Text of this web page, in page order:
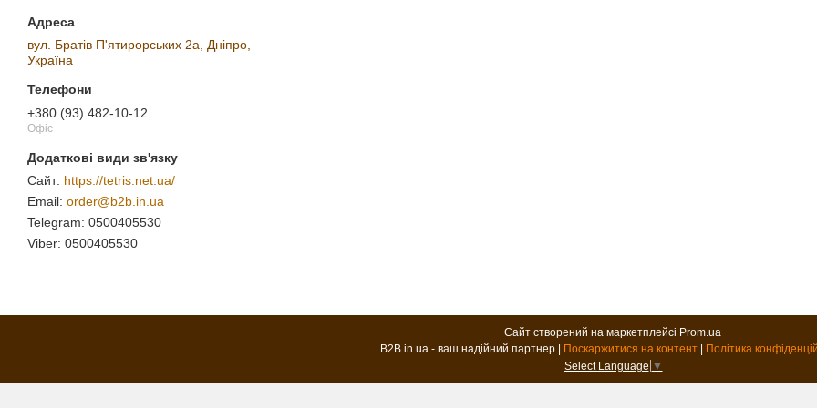
вул. Братів П'ятирорських 2а, Дніпро,
Україна
+380 (93) 482-10-12
Офіс
https://tetris.net.ua/
order@b2b.in.ua
0500405530
0500405530
Сайт створений на маркетплейсі Prom.ua
Поскаржитися на контент
Політика
Select Language ▼